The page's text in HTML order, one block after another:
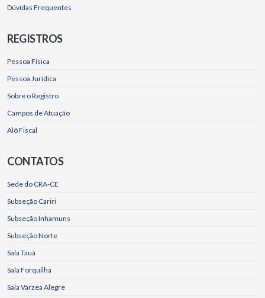
Dúvidas Frequentes
REGISTROS
Pessoa Física
Pessoa Jurídica
Sobre o Registro
Campos de Atuação
Alô Fiscal
CONTATOS
Sede do CRA-CE
Subseção Cariri
Subseção Inhamuns
Subseção Norte
Sala Tauá
Sala Forquilha
Sala Várzea Alegre